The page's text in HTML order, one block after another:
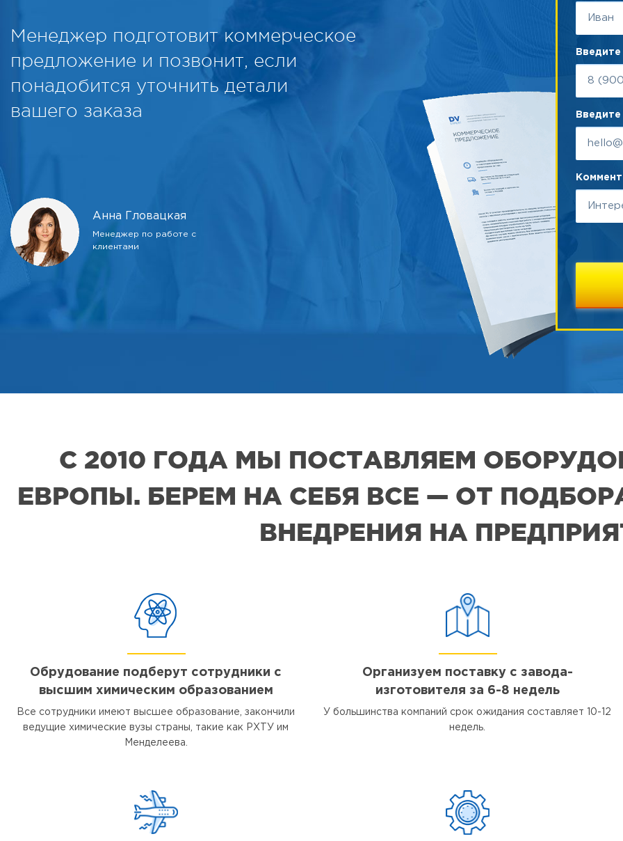
Менеджер подготовит коммерческое
предложение и позвонит, если
понадобится уточнить детали
вашего заказа
Анна Гловацкая
Менеджер по работе с
клиентами
С 2010 ГОДА МЫ ПОСТАВЛЯЕМ
ЕВРОПЫ. БЕРЕМ НА СЕБЯ ВСЕ — ОТ
ВНЕДРЕНИЯ НА
Обрудование подберут сотрудники с
высшим химическим образованием
Все сотрудники имеют высшее образование, закончили
ведущие химические вузы страны, такие как РХТУ им
Менделеева.
Организуем поставку с завода-
изготовителя за 6-8 недель
У большинства компаний срок ожидания составляет 10-12
недель.